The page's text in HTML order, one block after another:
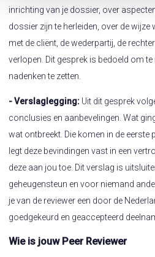
inrichting van je dossier, over
dossier zijn te herleiden, over de
met de cliënt, de wederpartij, de
verlopen. Dit gesprek is bedoeld om te
nadenken te zetten.
- Verslaglegging: Uit dit gesprek
conclusies en aanbevelingen. Wat
wat ontbreekt. Die komen in de eerste
legt deze bevindingen vast in een
deze aan jou toe. Dit verslag is
geheugensteun en voor niemand
je van de reviewer een door de
goedgekeurd en geaccepteerd
Wie is jouw Peer Reviewer